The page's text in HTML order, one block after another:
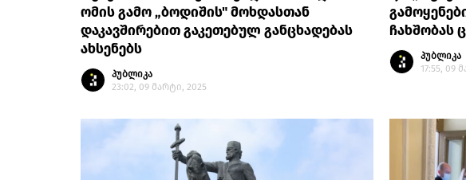
ომის გამო „ბოდიშის" მოხდასთან
დაკავშირებით გაკეთებულ განცხადებას
ახსენებს
პუბლიკა
23:02, 09 მარტი, 2025
ჩახშობას
პუბლიკა
17:55, 09